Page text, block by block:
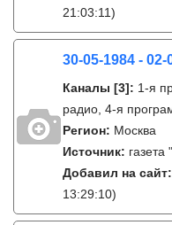
21:03:11)
30-05-1984 - 02-
Каналы [3]: 1-я
радио, 4-я
Регион: Москва
Источник:
Добавил на сайт:
13:29:10)